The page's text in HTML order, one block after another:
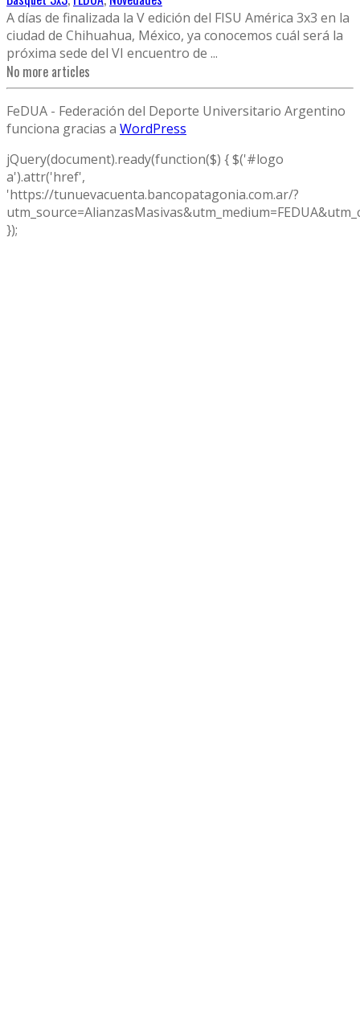
A días de finalizada la V edición del FISU América 3x3 en la
ciudad de Chihuahua, México, ya conocemos cuál será la
próxima sede del VI encuentro de ...
No more articles
FeDUA - Federación del Deporte Universitario Argentino
funciona gracias a WordPress
jQuery(document).ready(function($) { $('#logo
a').attr('href',
'https://tunuevacuenta.bancopatagonia.com.ar/?
});